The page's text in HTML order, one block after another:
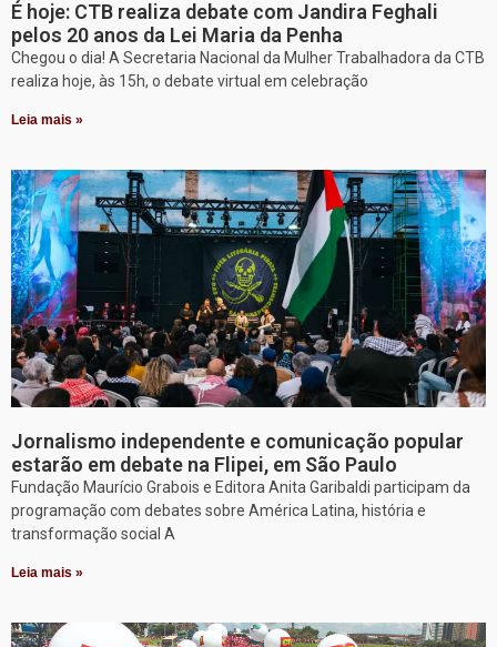
É hoje: CTB realiza debate com Jandira Feghali
pelos 20 anos da Lei Maria da Penha
Chegou o dia! A Secretaria Nacional da Mulher Trabalhadora da CTB
realiza hoje, às 15h, o debate virtual em celebração
Leia mais »
Jornalismo independente e comunicação popular
estarão em debate na Flipei, em São Paulo
Fundação Maurício Grabois e Editora Anita Garibaldi participam da
programação com debates sobre América Latina, história e
transformação social A
Leia mais »